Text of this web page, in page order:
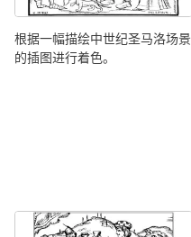
根据一幅描绘中世纪圣马洛场景
的插图进行着色。